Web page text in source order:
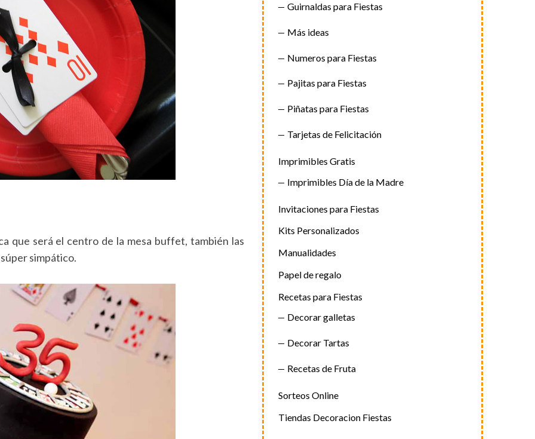
que será el centro de la mesa buffet, también las
simpático.
Guirnaldas para Fiestas
Más ideas
Numeros para Fiestas
Pajitas para Fiestas
Piñatas para Fiestas
Tarjetas de Felicitación
Imprimibles Gratis
Imprimibles Día de la Madre
Invitaciones para Fiestas
Kits Personalizados
Manualidades
Papel de regalo
Recetas para Fiestas
Decorar galletas
Decorar Tartas
Recetas de Fruta
Sorteos Online
Tiendas Decoracion Fiestas